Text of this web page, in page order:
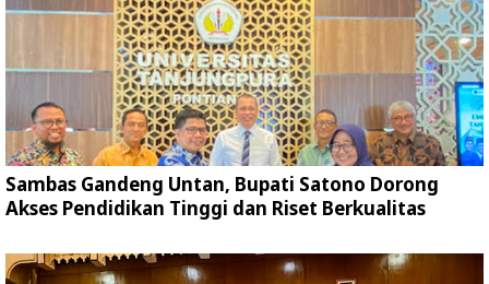
Sambas Gandeng Untan, Bupati Satono Dorong
Akses Pendidikan Tinggi dan Riset Berkualitas